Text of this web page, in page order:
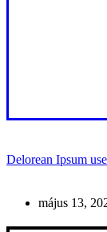
Delorean Ipsum
május 13,